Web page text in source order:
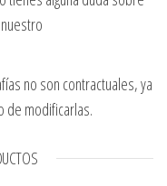
no son contractuales, ya
de modificarlas.